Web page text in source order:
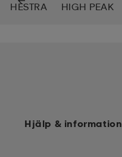
HESTRA HIGH PEAK
Hjälp & information